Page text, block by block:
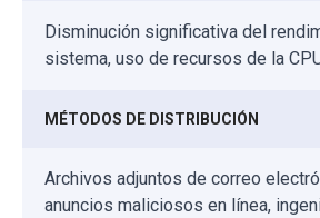
Disminución significativa del
sistema, uso de recursos de la
MÉTODOS DE DISTRIBUCIÓN
Archivos adjuntos de correo
anuncios maliciosos en línea,